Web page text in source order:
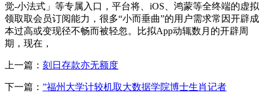
觉-小法式」等专属入口，平台将、iOS、鸿蒙等全终端的虚拟
领取取会员订阅能力，很多“小而垂曲”的用户需求常因开辟成
本过高或变现径不畅而被轻忽。比拟App动辄数月的开辟周
期，现在，
上一篇： 刻日存款亦无额度
下一篇： ”福州大学计较机取大数据学院博士生肖记者